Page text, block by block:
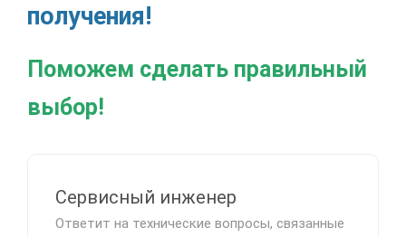
получения!
Поможем сделать правильный
выбор!
Сервисный инженер
Ответит на технические вопросы, связанные